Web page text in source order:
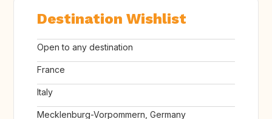
Destination Wishlist
Open to any destination
France
Italy
Mecklenburg-Vorpommern, Germany